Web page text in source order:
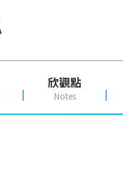
欣觀點
Notes